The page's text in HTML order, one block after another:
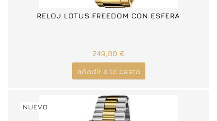
RELOJ LOTUS FREEDOM CON ESFERA
249,00 €
añadir a la cesta
NUEVO